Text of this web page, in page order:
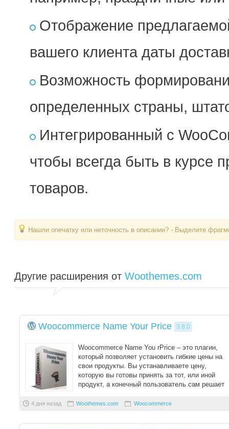
Отображение
вашего клиента даты
Возможность
определенных страны,
Интегрированный с
чтобы всегда быть в курсе
товаров.
Нашли опечатку или неточность в описании? - Выделите
Другие расширения от Woothemes.com
Woocommerce Name Your Price 3.8.0
Woocommerce Name You rPrice – это плагин,
который позволяет установить гибкие цены на
свои продукты. Вы устанавливаете цену,
которую вы готовы принять за тот, или иной
продукт, а конечный пользователь сам решает
4 дня назад Woothemes.com Woocommerce